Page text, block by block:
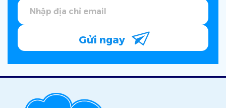
Gửi ngay